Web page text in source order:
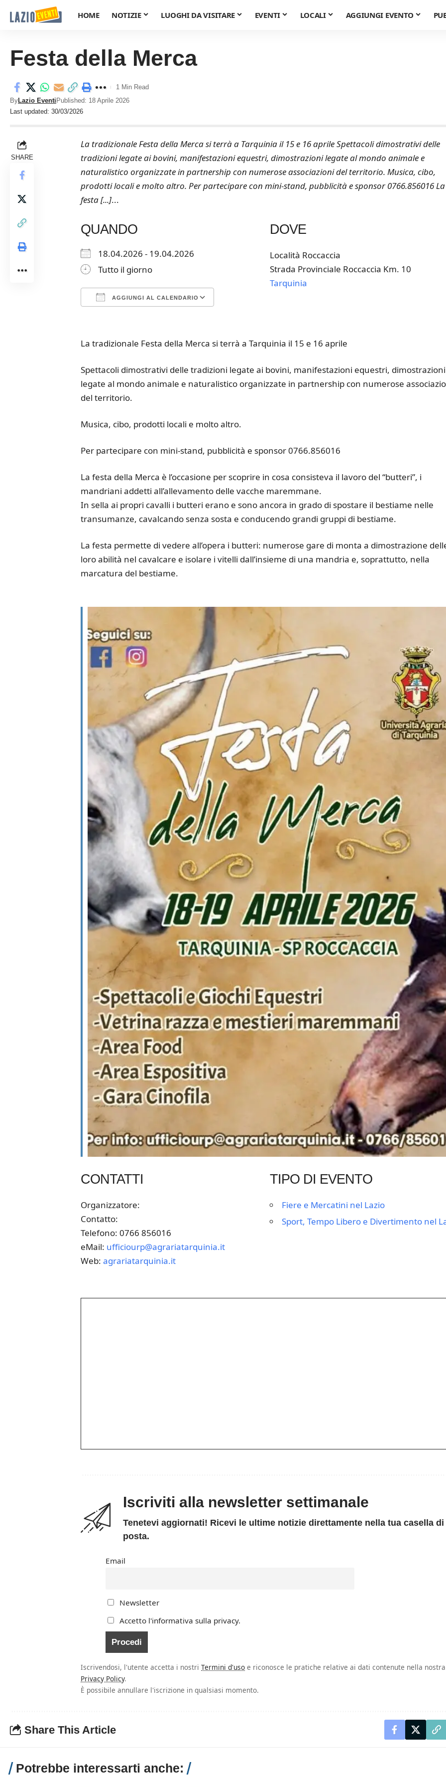
HOME NOTIZIE LUOGHI DA VISITARE EVENTI LOCALI AGGIUNGI EVENTO
Festa della Merca
Last updated: 30/03/2026
ByLazio Eventi Published: 18 Aprile 2026
1 Min Read
SHARE
La tradizionale Festa della Merca si terrà a Tarquinia il 15 e 16 aprile Spettacoli dimostrativi delle
tradizioni legate ai bovini, manifestazioni equestri, dimostrazioni legate al mondo animale e
naturalistico organizzate in partnership con numerose associazioni del territorio. Musica, cibo,
prodotti locali e molto altro. Per partecipare con mini-stand, pubblicità e sponsor 0766.856016 La
festa [...]...
QUANDO
18.04.2026 - 19.04.2026
Tutto il giorno
AGGIUNGI AL CALENDARIO
DOVE
Località Roccaccia
Strada Provinciale Roccaccia Km. 10
Tarquinia
La tradizionale Festa della Merca si terrà a Tarquinia il 15 e 16 aprile
Spettacoli dimostrativi delle tradizioni legate ai bovini, manifestazioni equestri, dimostrazioni
legate al mondo animale e naturalistico organizzate in partnership con numerose
del territorio.
Musica, cibo, prodotti locali e molto altro.
Per partecipare con mini-stand, pubblicità e sponsor 0766.856016
La festa della Merca è l’occasione per scoprire in cosa consisteva il lavoro del “butteri”, i
mandriani addetti all’allevamento delle vacche maremmane.
In sella ai propri cavalli i butteri erano e sono ancora in grado di spostare il bestiame nelle
transumanze, cavalcando senza sosta e conducendo grandi gruppi di bestiame.
La festa permette di vedere all’opera i butteri: numerose gare di monta a dimostrazione
loro abilità nel cavalcare e isolare i vitelli dall’insieme di una mandria e, soprattutto, nella
marcatura del bestiame.
CONTATTI
Organizzatore:
Contatto:
Telefono: 0766 856016
eMail: ufficiourp@agrariatarquinia.it
Web:agrariatarquinia.it
TIPO DI EVENTO
Fiere e Mercatini nel Lazio
Sport, Tempo Libero e Divertimento nel
Iscriviti alla newsletter settimanale
Tenetevi aggiornati! Ricevi le ultime notizie direttamente nella tua casella di
posta.
Email
Newsletter
Accetto l'informativa sulla privacy.
Iscrivendosi, l'utente accetta i nostriTermini d'uso e riconosce le pratiche relative ai dati contenute nella nostra
Privacy Policy.
È possibile annullare l'iscrizione in qualsiasi momento.
Share This Article
Potrebbe interessarti anche: